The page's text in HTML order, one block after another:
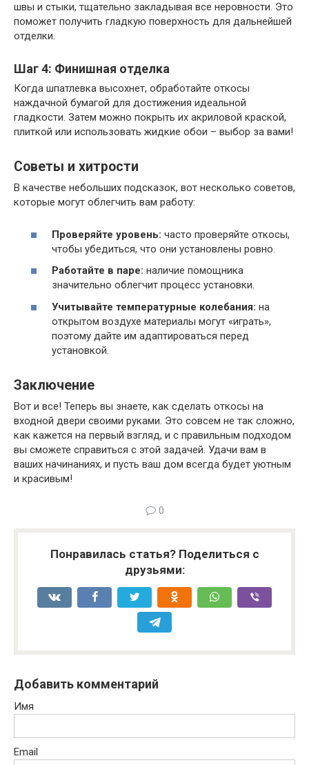
швы и стыки, тщательно закладывая все неровности. Это
поможет получить гладкую поверхность для дальнейшей
отделки.
Шаг 4: Финишная отделка
Когда шпатлевка высохнет, обработайте откосы
наждачной бумагой для достижения идеальной
гладкости. Затем можно покрыть их акриловой краской,
плиткой или использовать жидкие обои – выбор за вами!
Советы и хитрости
В качестве небольших подсказок, вот несколько советов,
которые могут облегчить вам работу:
Проверяйте уровень: часто проверяйте откосы,
чтобы убедиться, что они установлены ровно.
Работайте в паре: наличие помощника
значительно облегчит процесс установки.
Учитывайте температурные колебания: на
открытом воздухе материалы могут «играть»,
поэтому дайте им адаптироваться перед
установкой.
Заключение
Вот и все! Теперь вы знаете, как сделать откосы на
входной двери своими руками. Это совсем не так сложно,
как кажется на первый взгляд, и с правильным подходом
вы сможете справиться с этой задачей. Удачи вам в
ваших начинаниях, и пусть ваш дом всегда будет уютным
и красивым!
0
Понравилась статья? Поделиться с
друзьями:
Добавить комментарий
Имя
Email